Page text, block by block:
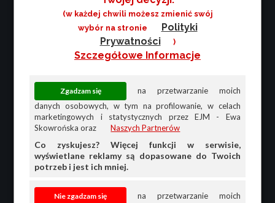
(w każdej chwili możesz zmienić swój
wybór na stronie
Polityki
Prywatności
)
Szczegółowe Informacje
na przetwarzanie moich
danych osobowych, w tym na profilowanie, w celach
marketingowych i statystycznych przez EJM - Ewa
Skowrońska oraz
Naszych Partnerów
Co zyskujesz? Więcej funkcji w serwisie,
wyświetlane reklamy są dopasowane do Twoich
potrzeb i jest ich mniej.
na przetwarzanie moich